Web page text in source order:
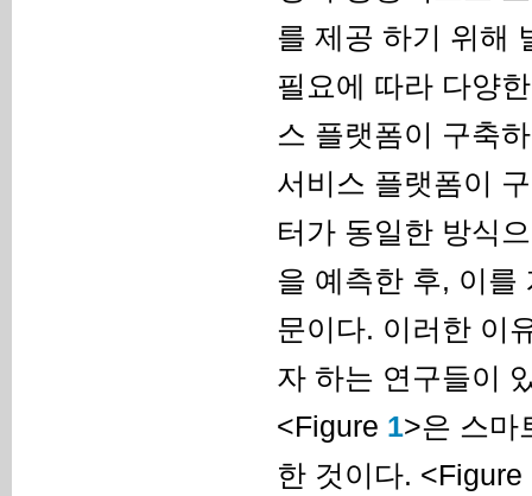
를 제공 하기 위해
필요에 따라 다양
스 플랫폼이 구축
서비스 플랫폼이
터가 동일한 방식
을 예측한 후, 이를
문이다. 이러한 이
자 하는 연구들이
<Figure 1>은 스마
한 것이다. <Figure